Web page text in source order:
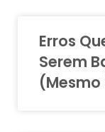
Erros
Serem
(Mesmo